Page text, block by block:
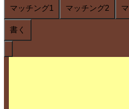
マッチング1
マッチング2
書く